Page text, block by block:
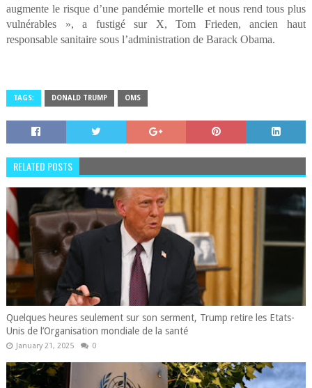
augmente le risque d’une pandémie mortelle et nous rend tous plus
vulnérables », a fustigé sur X, Tom Frieden, ancien haut
responsable sanitaire sous l’administration de Barack Obama.
TAGS: DONALD TRUMP OMS
RELATED POSTS
Quelques heures seulement sur son serment, Trump retire les Etats-
Unis de l’Organisation mondiale de la santé
January 21, 2025 0